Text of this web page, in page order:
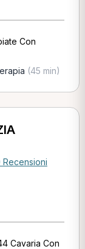
Con
(45 min)
Recensioni
Cavaria Con